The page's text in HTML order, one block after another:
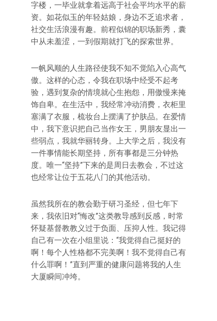
字楼，一毕业就拿着远高于社会平均水平的薪
资。如花似玉的年轻姑娘，身边不乏追求者，
社交生活浪漫有趣。前程似锦的职场新秀，囊
中从未羞涩，一到假期就打飞的探索世界。
一帆风顺的人生路径使我不知不觉陷入心高气
傲。这样的心态，令我在职场中经受不起考
验，遇到复杂的情境就心生抱怨，用傲慢来掩
饰自卑。在生活中，我经常冲动消费，衣柜里
塞满了衣服，梳妆台上摆满了护肤品。在爱情
中，我下意识把自己当作女王，男朋友显出一
些弱点，我就华丽转身。上大学之后，我没有
一件事情能长期坚持，所有事都是三分钟热
度。唯一“坚持”下来的是周日去教会，不过这
也经常让位于五花八门的其他活动。
虽然我所在的教会勤于研习圣经，但七年下
来，我依旧对“悔改”这类教导感到反感，时常
怀疑基督教教义过于负面、压抑人性。我记得
自己有一次在小组里说：“我觉得自己挺好的
啊！每个人性格都不完美啊！我不觉得自己有
什么罪啊！”直到严重的健康问题将我的人生
大厦瞬间冲垮。